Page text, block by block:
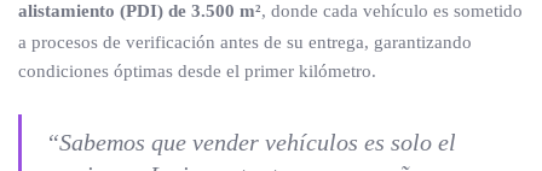
alistamiento (PDI) de 3.500 m², donde cada vehículo es sometido
a procesos de verificación antes de su entrega, garantizando
condiciones óptimas desde el primer kilómetro.
“Sabemos que vender vehículos es solo el